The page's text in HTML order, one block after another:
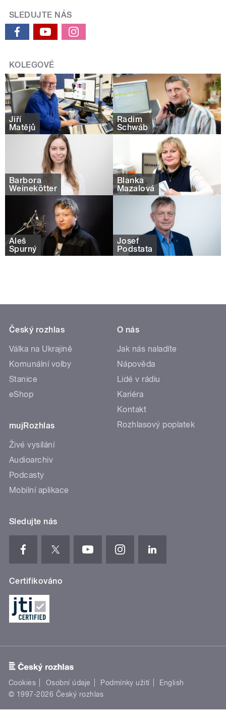
SLEDUJTE NÁS
KOLEGOVÉ
Jiří
Matějů
Radim
Schwáb
Barbora
Weinekötter
Blanka
Mazalová
Aleš
Spurný
Josef
Podstata
Český rozhlas
Válka na Ukrajině
Komunální volby
Stanice
eShop
mujRozhlas
Živé vysílání
Audioarchiv
Podcasty
Mobilní aplikace
O nás
Jak nás naladíte
Nápověda
Lidé v rádiu
Kariéra
Kontakt
Rozhlasový poplatek
Sledujte nás
Certifikováno
Cookies Osobní údaje Podmínky užití
English
© 1997-2026 Český rozhlas